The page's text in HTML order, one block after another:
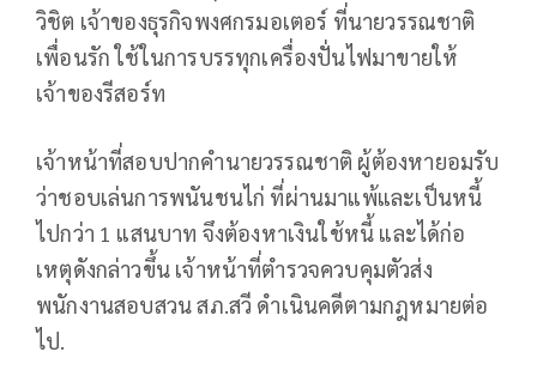
วิชิต เจ้าของธุรกิจพงศกรมอเตอร์ ที่นายวรรณชาติ
เพื่อนรัก ใช้ในการบรรทุกเครื่องปั่นไฟมาขายให้
เจ้าของรีสอร์ท
เจ้าหน้าที่สอบปากคำนายวรรณชาติ ผู้ต้องหายอมรับ
ว่าชอบเล่นการพนันชนไก่ ที่ผ่านมาแพ้และเป็นหนี้
ไปกว่า 1 แสนบาท จึงต้องหาเงินใช้หนี้ และได้ก่อ
เหตุดังกล่าวขึ้น เจ้าหน้าที่ตำรวจควบคุมตัวส่ง
พนักงานสอบสวน สภ.สวี ดำเนินคดีตามกฎหมายต่อ
ไป.